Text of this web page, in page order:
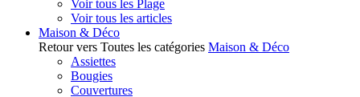
Voir tous les Plage
Voir tous les articles
Maison & Déco
Retour vers Toutes les catégories Maison & Déco
Assiettes
Bougies
Couvertures